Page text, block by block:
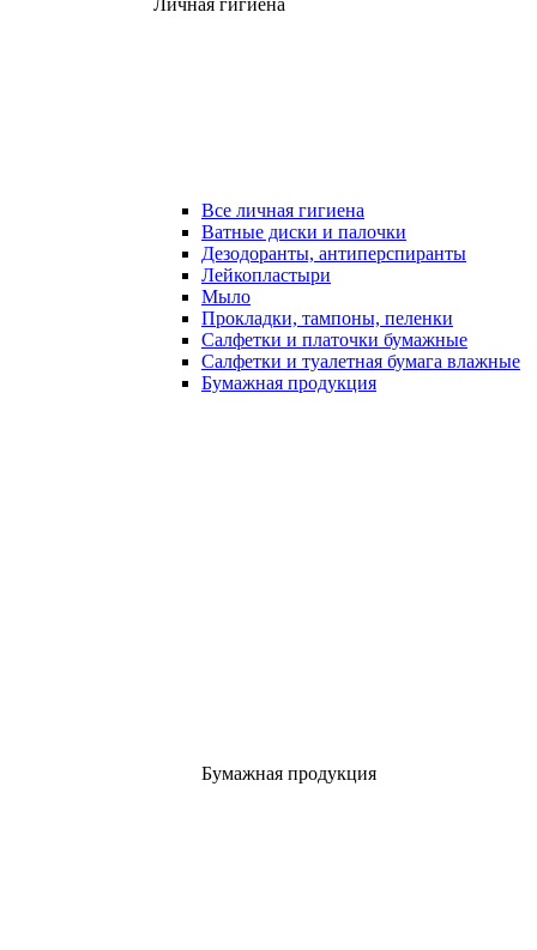
Личная гигиена
Все личная гигиена
Ватные диски и палочки
Дезодоранты, антиперспиранты
Лейкопластыри
Мыло
Прокладки, тампоны, пеленки
Салфетки и платочки бумажные
Салфетки и туалетная бумага влажные
Бумажная продукция
Бумажная продукция